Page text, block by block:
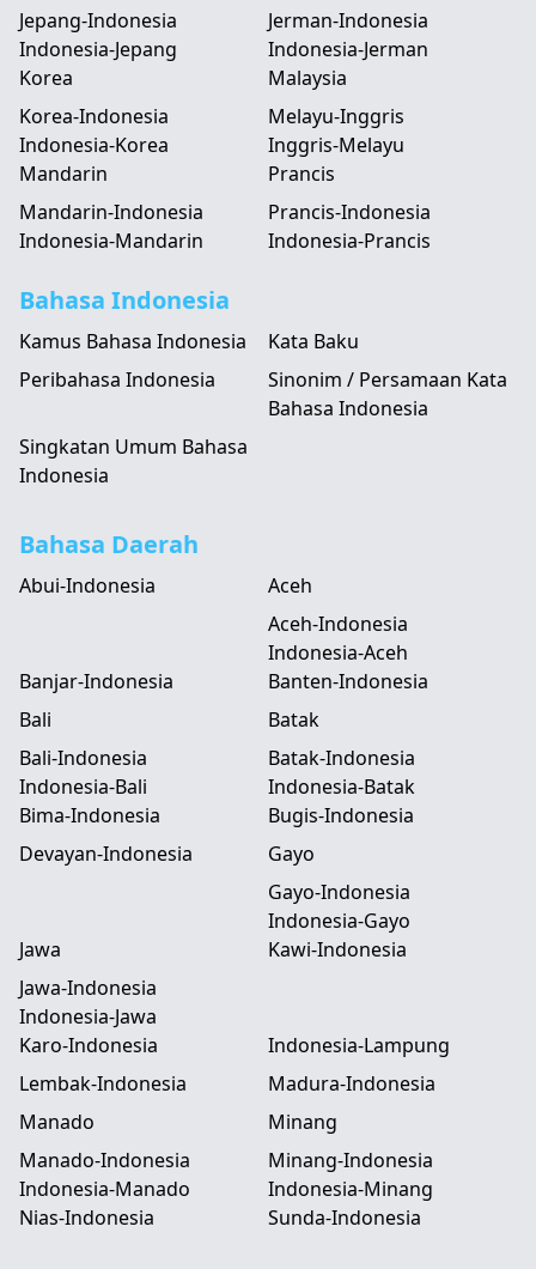
Jepang-Indonesia
Indonesia-Jepang
Jerman-Indonesia
Indonesia-Jerman
Korea
Korea-Indonesia
Indonesia-Korea
Malaysia
Melayu-Inggris
Inggris-Melayu
Mandarin
Mandarin-Indonesia
Indonesia-Mandarin
Prancis
Prancis-Indonesia
Indonesia-Prancis
Bahasa Indonesia
Kamus Bahasa Indonesia
Kata Baku
Peribahasa Indonesia
Sinonim / Persamaan Kata
Bahasa Indonesia
Singkatan Umum Bahasa
Indonesia
Bahasa Daerah
Abui-Indonesia
Aceh
Aceh-Indonesia
Indonesia-Aceh
Banjar-Indonesia
Banten-Indonesia
Bali
Bali-Indonesia
Indonesia-Bali
Batak
Batak-Indonesia
Indonesia-Batak
Bima-Indonesia
Bugis-Indonesia
Devayan-Indonesia
Gayo
Gayo-Indonesia
Indonesia-Gayo
Jawa
Jawa-Indonesia
Indonesia-Jawa
Kawi-Indonesia
Karo-Indonesia
Indonesia-Lampung
Lembak-Indonesia
Madura-Indonesia
Manado
Manado-Indonesia
Indonesia-Manado
Minang
Minang-Indonesia
Indonesia-Minang
Nias-Indonesia
Sunda-Indonesia